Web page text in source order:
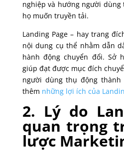
nghiệp và hướng người
họ muốn truyền tải.
Landing Page – hay trang
nội dung cụ thể nhằm dẫn
hành động chuyển đổi. Sở
giúp đạt được mục đích
người dùng thụ động thành
thêm những lợi ích của
2. Lý do
quan trọng
lược